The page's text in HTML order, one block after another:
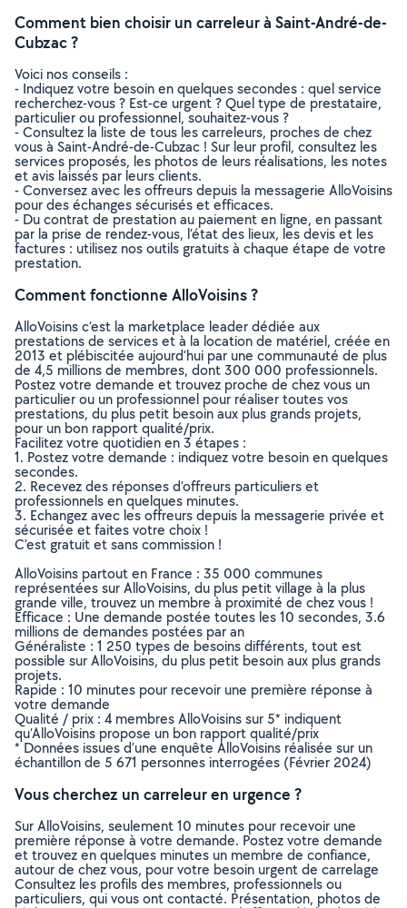
Comment bien choisir un carreleur à Saint-André-de-
Cubzac ?
Voici nos conseils :
- Indiquez votre besoin en quelques secondes : quel service
recherchez-vous ? Est-ce urgent ? Quel type de prestataire,
particulier ou professionnel, souhaitez-vous ?
- Consultez la liste de tous les carreleurs, proches de chez
vous à Saint-André-de-Cubzac ! Sur leur profil, consultez les
services proposés, les photos de leurs réalisations, les notes
et avis laissés par leurs clients.
- Conversez avec les offreurs depuis la messagerie AlloVoisins
pour des échanges sécurisés et efficaces.
- Du contrat de prestation au paiement en ligne, en passant
par la prise de rendez-vous, l’état des lieux, les devis et les
factures : utilisez nos outils gratuits à chaque étape de votre
prestation.
Comment fonctionne AlloVoisins ?
AlloVoisins c’est la marketplace leader dédiée aux
prestations de services et à la location de matériel, créée en
2013 et plébiscitée aujourd’hui par une communauté de plus
de 4,5 millions de membres, dont 300 000 professionnels.
Postez votre demande et trouvez proche de chez vous un
particulier ou un professionnel pour réaliser toutes vos
prestations, du plus petit besoin aux plus grands projets,
pour un bon rapport qualité/prix.
Facilitez votre quotidien en 3 étapes :
1. Postez votre demande : indiquez votre besoin en quelques
secondes.
2. Recevez des réponses d’offreurs particuliers et
professionnels en quelques minutes.
3. Echangez avec les offreurs depuis la messagerie privée et
sécurisée et faites votre choix !
C’est gratuit et sans commission !
AlloVoisins partout en France : 35 000 communes
représentées sur AlloVoisins, du plus petit village à la plus
grande ville, trouvez un membre à proximité de chez vous !
Efficace : Une demande postée toutes les 10 secondes, 3.6
millions de demandes postées par an
Généraliste : 1 250 types de besoins différents, tout est
possible sur AlloVoisins, du plus petit besoin aux plus grands
projets.
Rapide : 10 minutes pour recevoir une première réponse à
votre demande
Qualité / prix : 4 membres AlloVoisins sur 5* indiquent
qu’AlloVoisins propose un bon rapport qualité/prix
* Données issues d’une enquête AlloVoisins réalisée sur un
échantillon de 5 671 personnes interrogées (Février 2024)
Vous cherchez un carreleur en urgence ?
Sur AlloVoisins, seulement 10 minutes pour recevoir une
première réponse à votre demande. Postez votre demande
et trouvez en quelques minutes un membre de confiance,
autour de chez vous, pour votre besoin urgent de carrelage
Consultez les profils des membres, professionnels ou
particuliers, qui vous ont contacté. Présentation, photos de